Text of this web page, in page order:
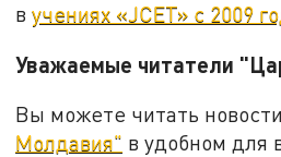
вучениях «JCET» с 2009
Уважаемые читатели
Вы можете читать новости
Молдавия" в удобном для